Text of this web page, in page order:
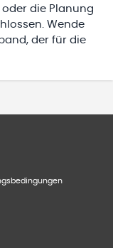
die Planung
Wende
der für die